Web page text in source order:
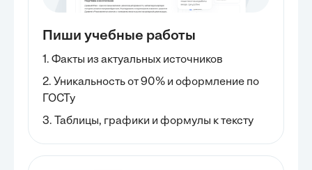
Пиши учебные работы
1. Факты из актуальных источников
2. Уникальность от 90% и оформление по
ГОСТу
3. Таблицы, графики и формулы к тексту